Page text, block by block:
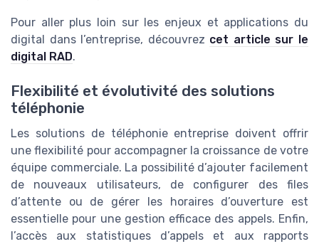
Pour aller plus loin sur les enjeux et applications du
digital dans l’entreprise, découvrez cet article sur le
digital RAD.
Flexibilité et évolutivité des solutions
téléphonie
Les solutions de téléphonie entreprise doivent offrir
une flexibilité pour accompagner la croissance de votre
équipe commerciale. La possibilité d’ajouter facilement
de nouveaux utilisateurs, de configurer des files
d’attente ou de gérer les horaires d’ouverture est
essentielle pour une gestion efficace des appels. Enfin,
l’accès aux statistiques d’appels et aux rapports